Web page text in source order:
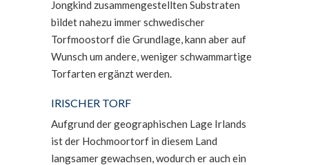
Jongkind zusammengestellten Substraten
bildet nahezu immer schwedischer
Torfmoostorf die Grundlage, kann aber auf
Wunsch um andere, weniger schwammartige
Torfarten ergänzt werden.
IRISCHER TORF
Aufgrund der geographischen Lage Irlands
ist der Hochmoortorf in diesem Land
langsamer gewachsen, wodurch er auch ein